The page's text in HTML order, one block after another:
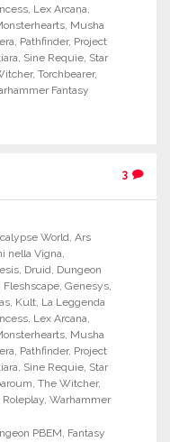
, Lex Arcana,
, Musha
, Pathfinder, Project
, Sine Requie, Star
, Torchbearer,
Fantasy
3
World,Ars
nella Vigna,
, Druid, Dungeon
Fleshscape, Genesys,
, Kult, La Leggenda
, Lex Arcana,
, Musha
, Pathfinder, Project
, Sine Requie, Star
, The Witcher,
, Warhammer
PBEM, Fantasy